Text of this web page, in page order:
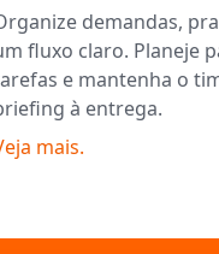
demandas,
fluxo claro. Planeje
e mantenha o
à entrega.
mais.